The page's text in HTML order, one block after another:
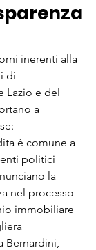
inerenti alla
di
Lazio e del
a
è comune a
politici
la
nel processo
immobiliare
Bernardini,